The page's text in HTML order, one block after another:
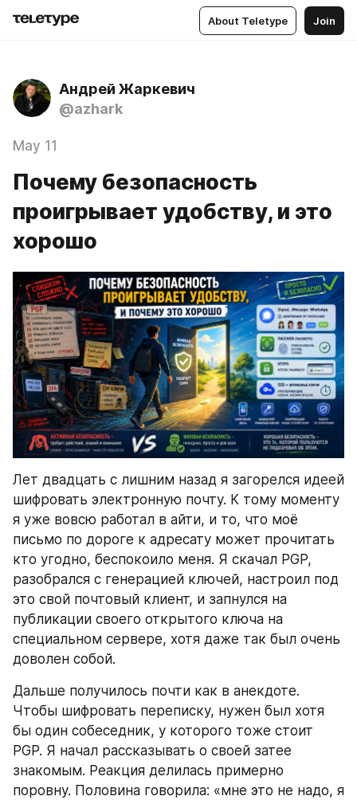
About Teletype Join
Андрей Жаркевич
@azhark
May 11
Почему безопасность
проигрывает удобству, и это
хорошо
Лет двадцать с лишним назад я загорелся идеей
шифровать электронную почту. К тому моменту
я уже вовсю работал в айти, и то, что моё
письмо по дороге к адресату может прочитать
кто угодно, беспокоило меня. Я скачал PGP,
разобрался с генерацией ключей, настроил под
это свой почтовый клиент, и запнулся на
публикации своего открытого ключа на
специальном сервере, хотя даже так был очень
доволен собой.
Дальше получилось почти как в анекдоте.
Чтобы шифровать переписку, нужен был хотя
бы один собеседник, у которого тоже стоит
PGP. Я начал рассказывать о своей затее
знакомым. Реакция делилась примерно
поровну. Половина говорила: «мне это не надо, я